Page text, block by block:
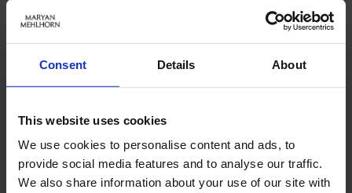
Consent Details About
This website uses cookies
We use cookies to personalise content and ads, to
provide social media features and to analyse our traffic.
We also share information about your use of our site with
KONTO ANLEGEN